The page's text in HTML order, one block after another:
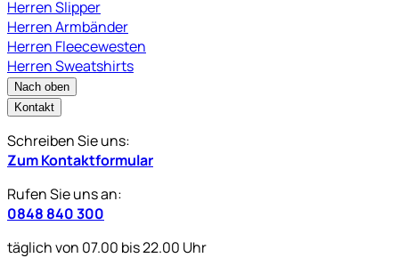
Herren Slipper
Herren Armbänder
Herren Fleecewesten
Herren Sweatshirts
Nach oben
Kontakt
Schreiben Sie uns:
Zum Kontaktformular
Rufen Sie uns an:
0848 840 300
täglich von 07.00 bis 22.00 Uhr